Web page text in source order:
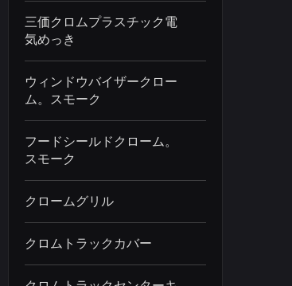
三価クロムプラスチック電
気めっき
ウィンドウバイザークロー
ム。スモーク
フードシールドクローム。
スモーク
クロームグリル
クロムトラックカバー